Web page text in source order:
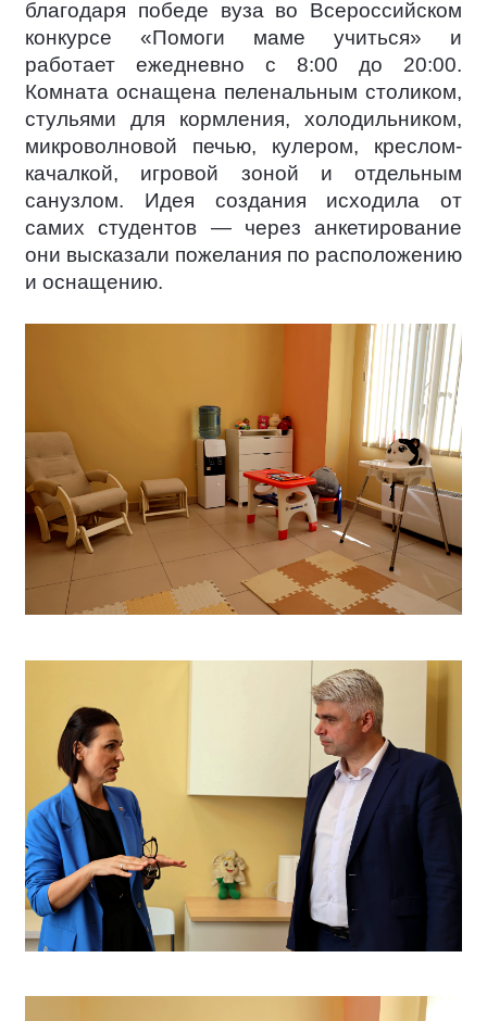
благодаря победе вуза во Всероссийском
конкурсе «Помоги маме учиться» и
работает ежедневно с 8:00 до 20:00.
Комната оснащена пеленальным столиком,
стульями для кормления, холодильником,
микроволновой печью, кулером, креслом-
качалкой, игровой зоной и отдельным
санузлом. Идея создания исходила от
самих студентов — через анкетирование
они высказали пожелания по расположению
и оснащению.